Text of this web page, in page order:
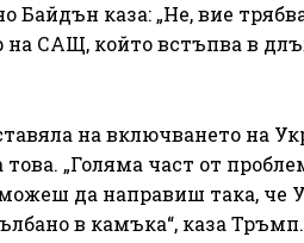
Байдън каза: „Не, вие
САЩ, който встъпва в
на включването на
„Голяма част от
да направиш така, че
в камъка“, каза Тръмп.